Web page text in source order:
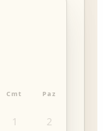
Cmt Paz
1 2